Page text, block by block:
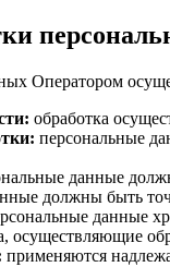
Оператором
обработка
персональные
данные
должны быть
данные
осуществляющие
применяются